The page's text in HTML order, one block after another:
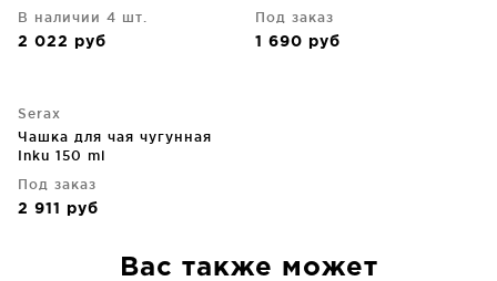
В наличии 4 шт.
2 022 руб
Под заказ
1 690 руб
Serax
Чашка для чая чугунная
Inku 150 ml
Под заказ
2 911 руб
Вас также может